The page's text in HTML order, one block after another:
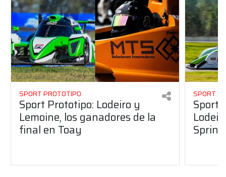
SPORT PROTOTIPO
Sport Prototipo: Lodeiro y
Lemoine, los ganadores de la
final en Toay
SPORT
Sport
Sprint